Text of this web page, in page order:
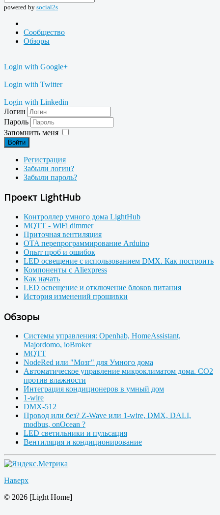
powered by social2s
Сообщество
Обзоры
Login with Google+
Login with Twitter
Login with Linkedin
Логин
Пароль
Запомнить меня
Войти
Регистрация
Забыли логин?
Забыли пароль?
Проект LightHub
Контроллер умного дома LightHub
MQTT - WiFi dimmer
Приточная вентиляция
OTA перепрограммирование Arduino
Опыт проб и ошибок
LED освещение с использованием DMX. Как построить
Компоненты с Aliexpress
Как начать
LED освещение и отключение блоков питания
История изменений прошивки
Обзоры
Системы управления: Openhab, HomeAssistant,
Majordomo, ioBroker
MQTT
NodeRed или "Мозг" для Умного дома
Автоматическое управление микроклиматом дома. CO2
против влажности
Интеграция кондиционеров в умный дом
1-wire
DMX-512
Провод или без? Z-Wave или 1-wire, DMX, DALI,
modbus, onOcean ?
LED светильники и пульсация
Вентиляция и кондиционирование
Наверх
© 2026 [Light Home]